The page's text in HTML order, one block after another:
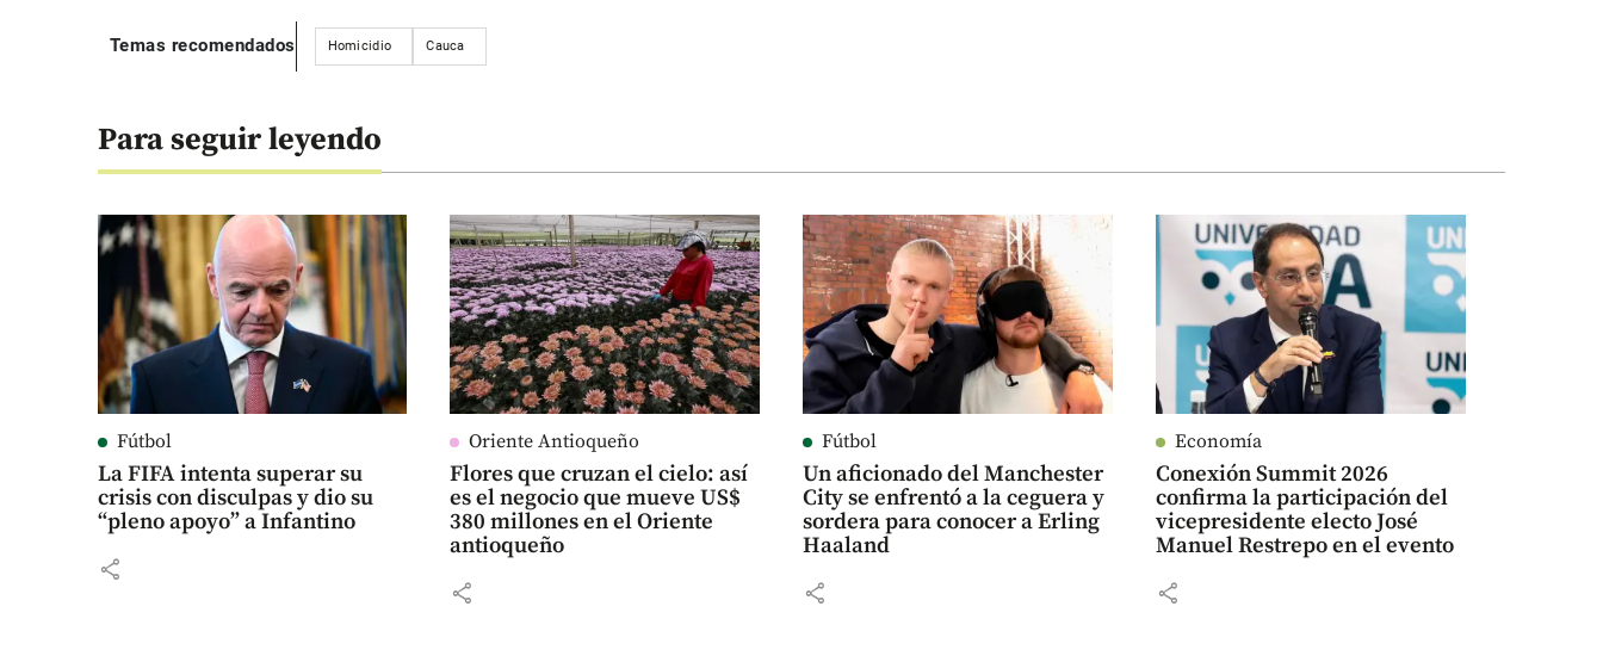
Temas recomendados Homicidio Cauca
Para seguir leyendo
Fútbol
La FIFA intenta superar su
crisis con disculpas y dio su
“pleno apoyo” a Infantino
share
Oriente Antioqueño
Flores que cruzan el cielo: así
es el negocio que mueve US$
380 millones en el Oriente
antioqueño
share
Fútbol
Un aficionado del Manchester
City se enfrentó a la ceguera y
sordera para conocer a Erling
Haaland
share
Economía
Conexión Summit 2026
confirma la participación del
vicepresidente electo José
Manuel Restrepo en el evento
share